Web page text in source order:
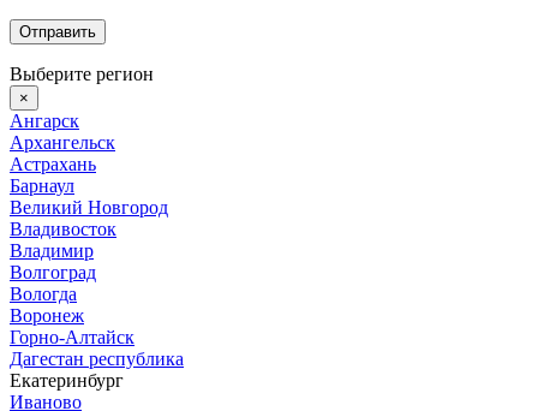
Выберите регион
×
Ангарск
Архангельск
Астрахань
Барнаул
Великий Новгород
Владивосток
Владимир
Волгоград
Вологда
Воронеж
Горно-Алтайск
Дагестан республика
Екатеринбург
Иваново